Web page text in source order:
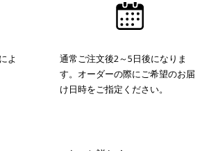
よ
通常ご注文後2～5日後になりま
す。オーダーの際にご希望のお届
け日時をご指定ください。